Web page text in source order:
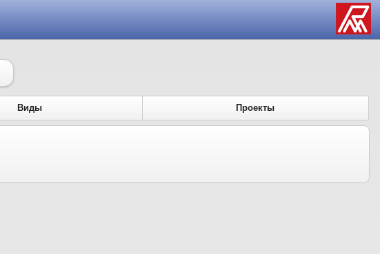
Виды Проекты